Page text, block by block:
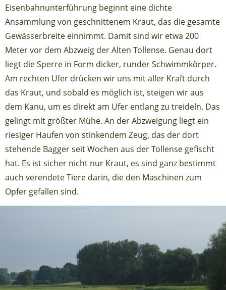
Eisenbahnunterführung beginnt eine dichte
Ansammlung von geschnittenem Kraut, das die gesamte
Gewässerbreite einnimmt. Damit sind wir etwa 200
Meter vor dem Abzweig der Alten Tollense. Genau dort
liegt die Sperre in Form dicker, runder Schwimmkörper.
Am rechten Ufer drücken wir uns mit aller Kraft durch
das Kraut, und sobald es möglich ist, steigen wir aus
dem Kanu, um es direkt am Ufer entlang zu treideln. Das
gelingt mit größter Mühe. An der Abzweigung liegt ein
riesiger Haufen von stinkendem Zeug, das der dort
stehende Bagger seit Wochen aus der Tollense gefischt
hat. Es ist sicher nicht nur Kraut, es sind ganz bestimmt
auch verendete Tiere darin, die den Maschinen zum
Opfer gefallen sind.